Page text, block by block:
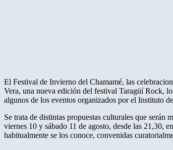
El Festival de Invierno del Chamamé, las
Vera, una nueva edición del festival Taragüí Rock,
algunos de los eventos organizados por el Instituto
Se trata de distintas propuestas culturales que
viernes 10 y sábado 11 de agosto, desde las 21,30,
habitualmente se los conoce, convenidas